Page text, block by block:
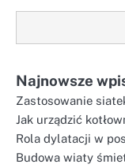
Najnowsze
Zastosowanie
Jak urządzić
Rola dylatacji w
Budowa wiaty